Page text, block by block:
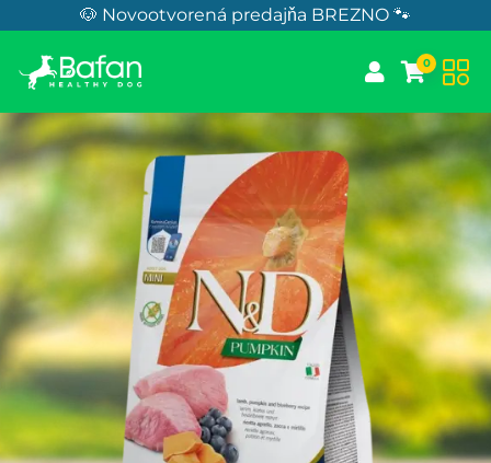
Skip to Content🐶 Novootvorená predajňa BREZNO 🐾
0